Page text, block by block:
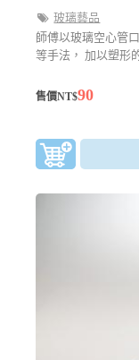
玻璃藝品
師傅以玻璃空心管
等手法， 加以塑形
售價NT$90